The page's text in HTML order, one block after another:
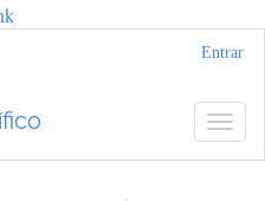
Entrar